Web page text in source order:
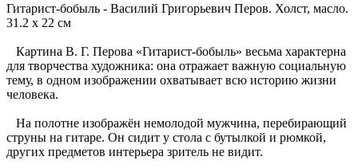
Гитарист-бобыль - Василий Григорьевич Перов. Холст, масло.
31.2 x 22 см
Картина В. Г. Перова «Гитарист-бобыль» весьма характерна
для творчества художника: она отражает важную социальную
тему, в одном изображении охватывает всю историю жизни
человека.
На полотне изображён немолодой мужчина, перебирающий
струны на гитаре. Он сидит у стола с бутылкой и рюмкой,
других предметов интерьера зритель не видит.